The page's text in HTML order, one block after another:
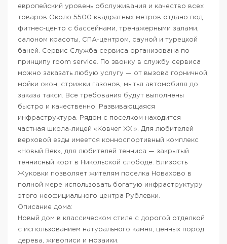
европейский уровень обслуживания и качество всех
товаров Около 5500 квадратных метров отдано под
фитнес-центр с бассейнами, тренажерными залами,
салоном красоты, СПА-центром, сауной и турецкой
баней. Сервис Служба сервиса организована по
принципу room service. По звонку в службу сервиса
можно заказать любую услугу — от вызова горничной,
мойки окон, стрижки газонов, мытья автомобиля до
заказа такси. Все требования будут выполнены
быстро и качественно. Развивающаяся
инфраструктура. Рядом с поселком находится
частная школа-лицей «Ковчег ХXI». Для любителей
верховой езды имеется конноспортивный комплекс
«Новый Век», для любителей тенниса — закрытый
теннисный корт в Никольской слободе. Близость
Жуковки позволяет жителям поселка Новахово в
полной мере использовать богатую инфраструктуру
этого неофициального центра Рублевки.
Описание дома:
Новый дом в классическом стиле с дорогой отделкой
с использованием натурального камня, ценных пород
дерева, живописи и мозаики.